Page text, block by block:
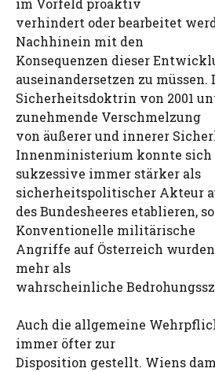
im Vorfeld proaktiv
verhindert oder bearbeitet
Nachhinein mit den
Konsequenzen dieser
auseinandersetzen zu müssen.
Sicherheitsdoktrin von 2001
zunehmende Verschmelzung
von äußerer und innerer
Innenministerium konnte sich
sukzessive immer stärker als
sicherheitspolitischer Akteur
des Bundesheeres etablieren, so
Konventionelle militärische
Angriffe auf Österreich
mehr als
wahrscheinliche
Auch die allgemeine
immer öfter zur
Disposition gestellt. Wiens